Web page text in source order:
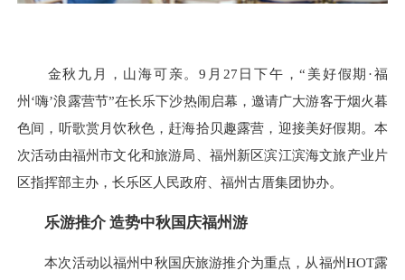
金秋九月，山海可亲。9月27日下午，“美好假期·福
州‘嗨’浪露营节”在长乐下沙热闹启幕，邀请广大游客于烟火暮
色间，听歌赏月饮秋色，赶海拾贝趣露营，迎接美好假期。本
次活动由福州市文化和旅游局、福州新区滨江滨海文旅产业片
区指挥部主办，长乐区人民政府、福州古厝集团协办。
乐游推介 造势中秋国庆福州游
本次活动以福州中秋国庆旅游推介为重点，从福州HOT露